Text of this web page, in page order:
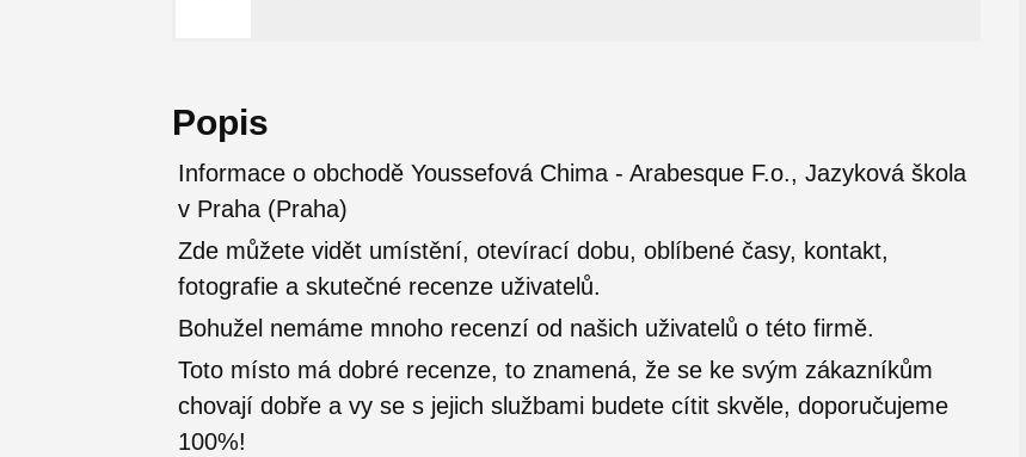
Popis
Informace o obchodě Youssefová Chima - Arabesque F.o., Jazyková škola
v Praha (Praha)
Zde můžete vidět umístění, otevírací dobu, oblíbené časy, kontakt,
fotografie a skutečné recenze uživatelů.
Bohužel nemáme mnoho recenzí od našich uživatelů o této firmě.
Toto místo má dobré recenze, to znamená, že se ke svým zákazníkům
chovají dobře a vy se s jejich službami budete cítit skvěle, doporučujeme
100%!